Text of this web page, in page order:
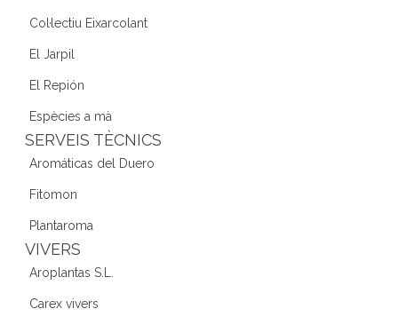
Col·lectiu Eixarcolant
El Jarpil
El Repión
Espècies a mà
SERVEIS TÈCNICS
Aromáticas del Duero
Fitomon
Plantaroma
VIVERS
Aroplantas S.L.
Carex vivers